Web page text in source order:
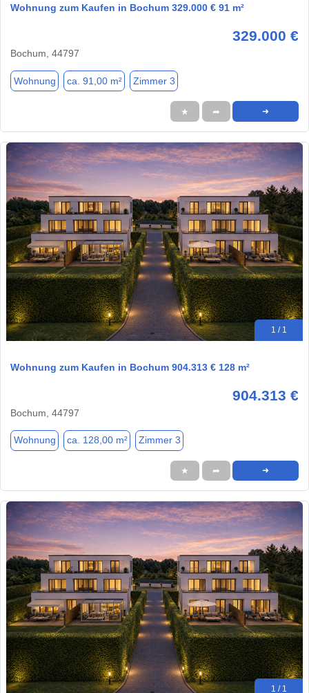
Wohnung zum Kaufen in Bochum 329.000 € 91 m²
329.000 €
Bochum, 44797
Wohnung ca. 91,00 m² Zimmer 3
★ ➦ ➜
1 / 1
Wohnung zum Kaufen in Bochum 904.313 € 128 m²
904.313 €
Bochum, 44797
Wohnung ca. 128,00 m² Zimmer 3
★ ➦ ➜
1 / 1